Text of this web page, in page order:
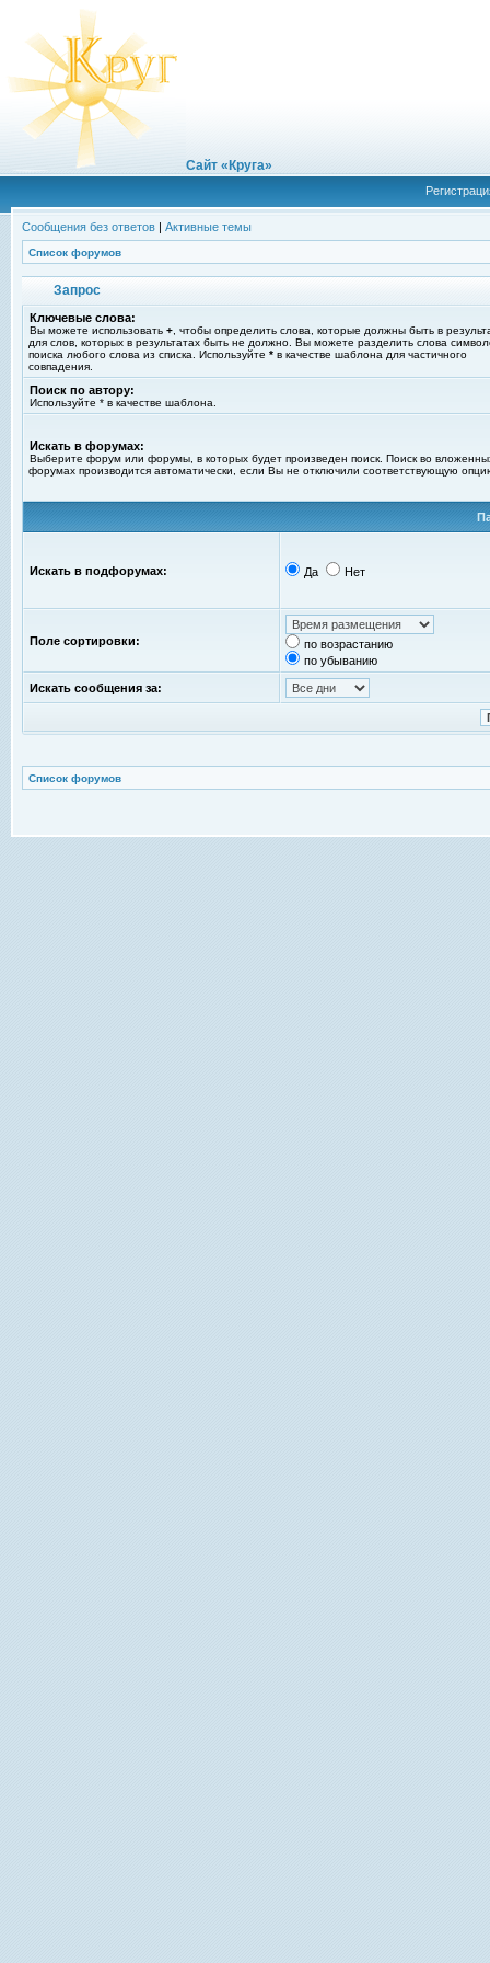
Сайт «Круга»
Сообщения без ответов | Активные темы
Список форумов
Запрос
Ключевые слова:
Вы можете использовать + , чтобы определить слова, которые должны быть в
для слов, которых в результатах быть не должно. Вы можете разделить слова
поиска любого слова из списка. Используйте * в качестве шаблона для частичного
совпадения.
Поиск по автору:
Используйте * в качестве шаблона.
Искать в форумах:
Выберите форум или форумы, в которых будет произведен поиск. Поиск во
форумах производится автоматически, если Вы не отключили соответствующую
Искать в подфорумах: Да Нет
Поле сортировки:
по возрастанию
по убыванию
Искать сообщения за:
Список форумов